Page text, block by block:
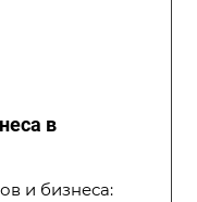
в
и бизнеса: